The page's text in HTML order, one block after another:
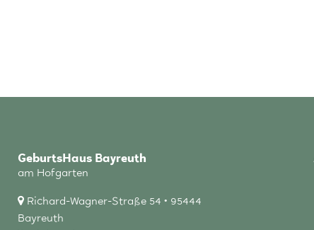
GeburtsHaus Bayreuth
am Hofgarten
Richard-Wagner-Straße 54 • 95444
Bayreuth